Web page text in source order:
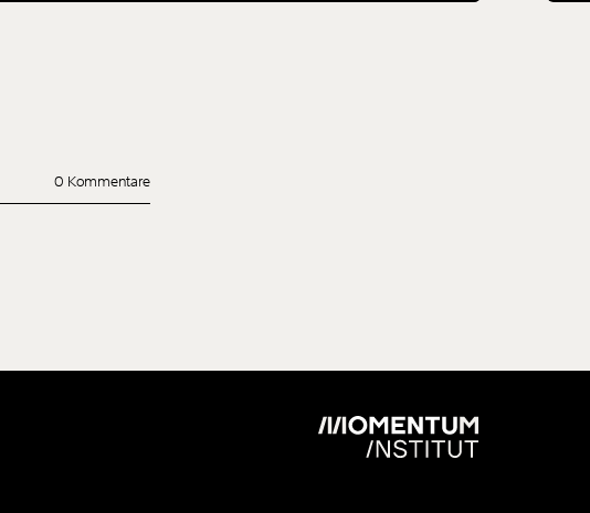
0 Kommentare